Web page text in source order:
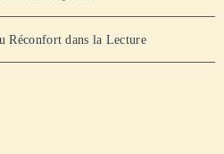
Réconfort dans la Lecture